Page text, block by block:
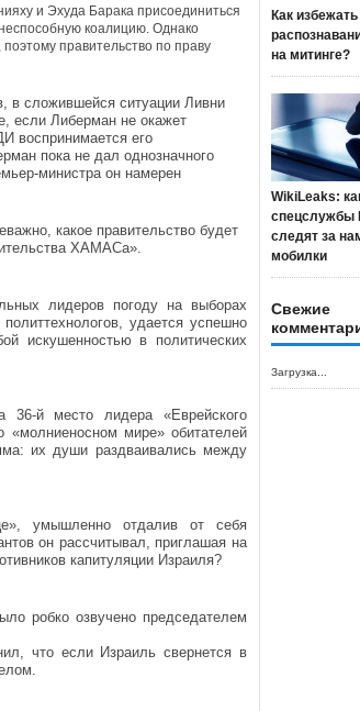
и Эхуда Барака присоединиться
коалицию. Однако
правительство по праву
в сложившейся ситуации Ливни
если Либерман не окажет
воспринимается его
пока не дал однозначного
министра он намерен
какое правительство будет
ХАМАСа».
лидеров погоду на выборах
удается успешно
искушенностью в политических
й место лидера «Еврейского
мире» обитателей
их души раздваивались между
умышленно отдалив от себя
он рассчитывал, приглашая на
капитуляции Израиля?
робко озвучено председателем
что если Израиль свернется в
Как избежать
на митинге?
WikiLeaks:
спецслужбы
следят за
мобилки
Свежие
Загрузка...